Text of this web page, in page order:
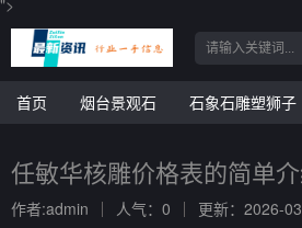
">
首页 烟台景观石 石象石雕塑狮子
任敏华核雕价格表的简单
作者:admin 人气：0
更新：2026-